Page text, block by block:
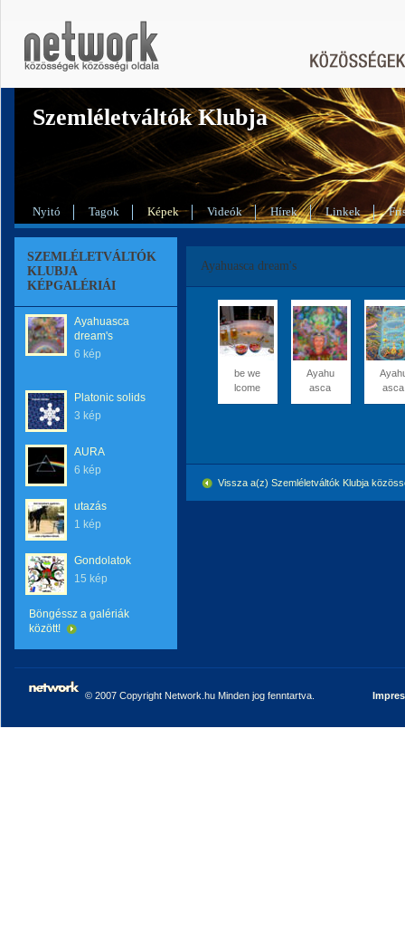
Szemléletváltók Klubja
Nyitó Tagok Képek Videók Hírek Linkek
SZEMLÉLETVÁLTÓK
KLUBJA
KÉPGALÉRIÁI
Ayahuasca
dream's
6 kép
Platonic solids
3 kép
AURA
6 kép
utazás
1 kép
Gondolatok
15 kép
Böngéssz a galériák
között!
Ayahuasca dream's
be we
lcome
Ayahu
asca
asca
Vissza a(z) Szemléletváltók Klubja
© 2007 Copyright Network.hu Minden jog fenntartva.